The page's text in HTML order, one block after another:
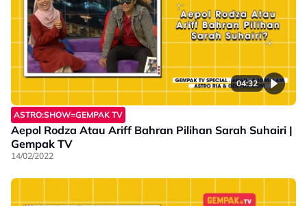
04:32
ASTRO:SHOW=GEMPAK TV
Aepol Rodza Atau Ariff Bahran Pilihan Sarah Suhairi |
Gempak TV
14/02/2022